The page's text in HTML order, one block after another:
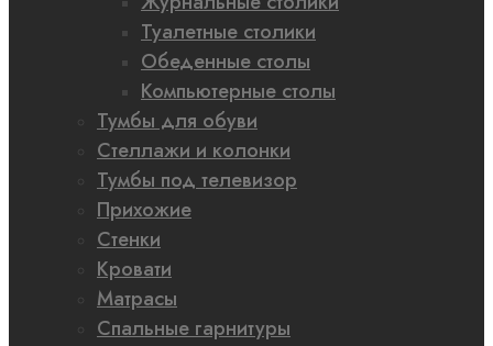
Туалетные столики
Обеденные столы
Компьютерные столы
Тумбы для обуви
Стеллажи и колонки
Тумбы под телевизор
Прихожие
Стенки
Кровати
Матрасы
Спальные гарнитуры